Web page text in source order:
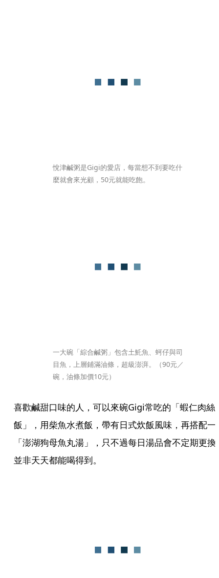
悅津鹹粥是Gigi的愛店，每當想不到要吃什
麼就會來光顧，50元就能吃飽。
一大碗「綜合鹹粥」包含土魠魚、蚵仔與司
目魚，上層鋪滿油條，超級澎湃。（90元／
碗，油條加價10元）
喜歡鹹甜口味的人，可以來碗Gigi常吃的「蝦仁肉絲
飯」，用柴魚水煮飯，帶有日式炊飯風味，再搭配一
「澎湖狗母魚丸湯」，只不過每日湯品會不定期更換
並非天天都能喝得到。